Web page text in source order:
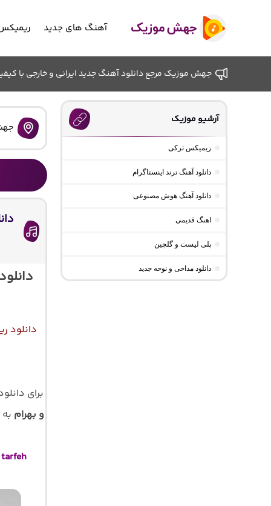
آهنگ های جدید
جهش موزیک مرجع دانلود آهنگ جدید ایرانی و خارجی با
دانلود
برای
و بهرام
آرشیو موزیک
ریمیکس ترکی
دانلود آهنگ ترند اینستاگرام
دانلود آهنگ هوش مصنوعی
اهنگ قدیمی
پلی لیست و گلچین
دانلود مداحی و نوحه جدید